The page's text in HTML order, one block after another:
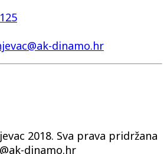
dinamo.hr
2018. Sva prava pridržana
dinamo.hr